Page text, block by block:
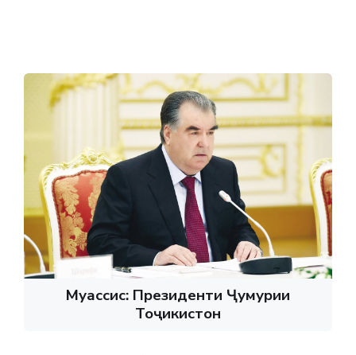
Муассис: Президенти Ҷумҳурии
Тоҷикистон